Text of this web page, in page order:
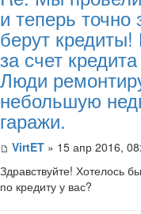
и теперь
берут
за счет
Люди
небольшую
гаражи.
VirtET » 15 апр 2016,
Здравствуйте! Хотелось
по кредиту у вас?